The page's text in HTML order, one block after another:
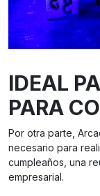
IDEAL
PARA
Por otra parte,
necesario para
cumpleaños, una
empresarial.